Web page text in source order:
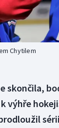
Gymnastika
Chytilem
skončila,
výhře